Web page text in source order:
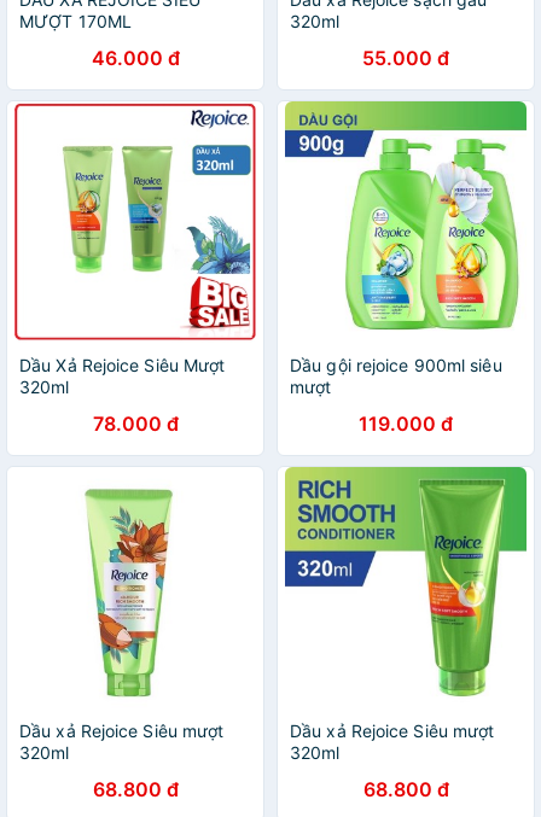
MƯỢT 170ML
46.000 đ
320ml
55.000 đ
Dầu Xả Rejoice Siêu Mượt
320ml
78.000 đ
Dầu gội rejoice 900ml siêu
mượt
119.000 đ
Dầu xả Rejoice Siêu mượt
320ml
68.800 đ
Dầu xả Rejoice Siêu mượt
320ml
68.800 đ